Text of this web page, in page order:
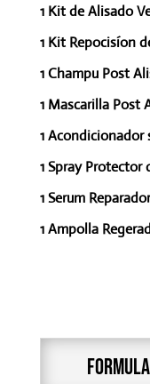
1 Kit de Alisado
1 Kit Repocisíon
1 Champu Post
1 Mascarilla Post
1 Acondicionador
1 Spray Protector
1 Serum
1 Ampolla